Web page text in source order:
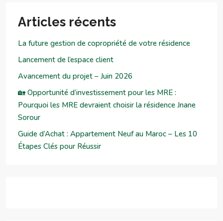
Articles récents
La future gestion de copropriété de votre résidence
Lancement de l’espace client
Avancement du projet – Juin 2026
🏡 Opportunité d’investissement pour les MRE :
Pourquoi les MRE devraient choisir la résidence Jnane
Sorour
Guide d’Achat : Appartement Neuf au Maroc – Les 10
Étapes Clés pour Réussir